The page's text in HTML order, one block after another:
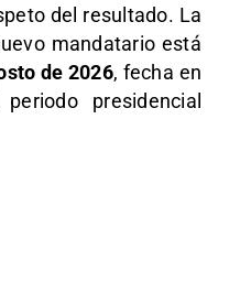
del resultado. La
mandatario está
de 2026, fecha en
presidencial